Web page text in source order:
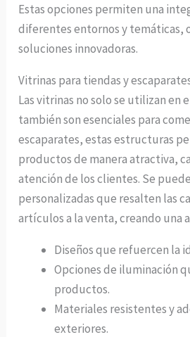
Estas opciones permiten una
diferentes entornos y temáticas,
soluciones innovadoras.
Vitrinas para tiendas y
Las vitrinas no solo se utilizan en
también son esenciales para
escaparates, estas estructuras
productos de manera atractiva,
atención de los clientes. Se
personalizadas que resalten las
artículos a la venta, creando una
Diseños que refuercen la
Opciones de iluminación
productos.
Materiales resistentes y
exteriores.